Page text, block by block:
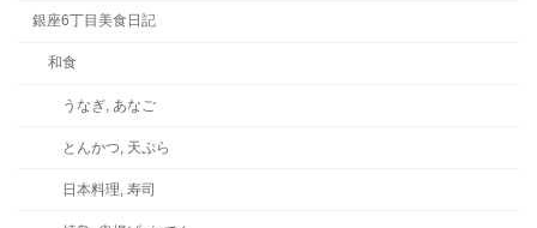
銀座6丁目美食日記
和食
うなぎ, あなご
とんかつ, 天ぷら
日本料理, 寿司